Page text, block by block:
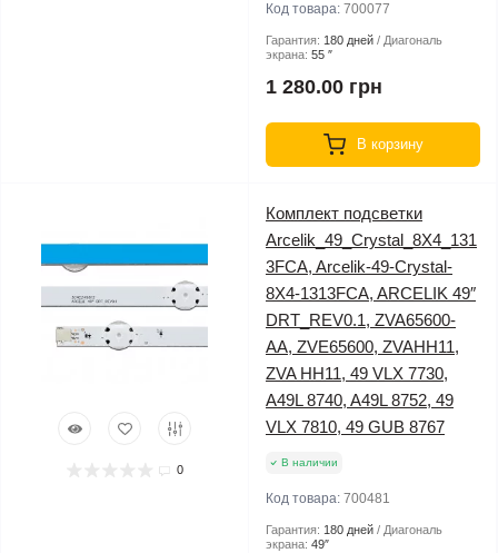
Код товара: 700077
Гарантия: 180 дней
Диагональ
экрана: 55 ″
1 280.00 грн
В корзину
0
Комплект подсветки
Arcelik_49_Crystal_8X4_131
3FCA, Arcelik-49-Crystal-
8X4-1313FCA, ARCELIK 49″
DRT_REV0.1, ZVA65600-
AA, ZVE65600, ZVAHH11,
ZVA HH11, 49 VLX 7730,
A49L 8740, A49L 8752, 49
VLX 7810, 49 GUB 8767
В наличии
Код товара: 700481
Гарантия: 180 дней
Диагональ
экрана: 49″